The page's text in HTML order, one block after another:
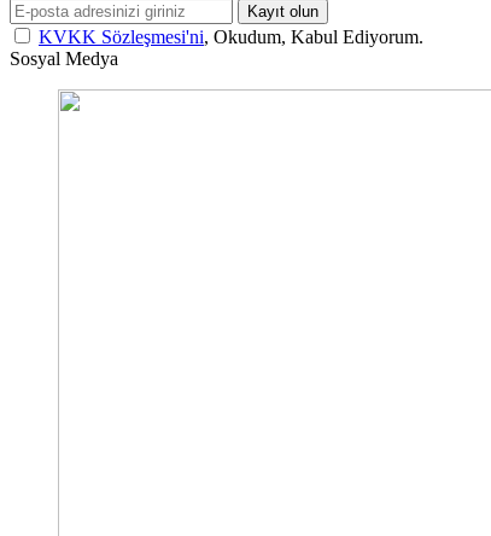
Kayıt olun
KVKK Sözleşmesi'ni, Okudum, Kabul Ediyorum.
Sosyal Medya